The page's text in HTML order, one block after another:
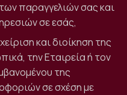
παραγγελιών σας και
σε εσάς,
και διοίκηση της
την Εταιρεία ή τον
της
σε σχέση με